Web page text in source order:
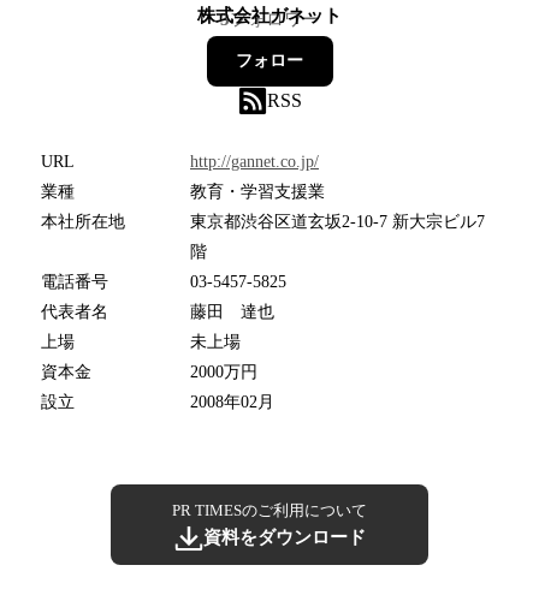
株式会社ガネット
3フォロワー
フォロー
RSS
URL
http://gannet.co.jp/
業種
教育・学習支援業
本社所在地
東京都渋谷区道玄坂2-10-7 新大宗ビル7
階
電話番号
03-5457-5825
代表者名
藤田 達也
上場
未上場
資本金
2000万円
設立
2008年02月
PR TIMESのご利用について
資料をダウンロード